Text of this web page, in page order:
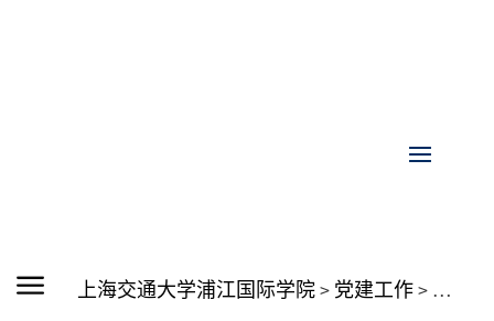
上海交通大学浦江国际学院> 党建工作> 相关